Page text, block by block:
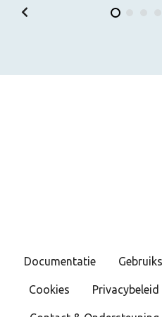
Documentatie
Cookies Privacybeleid